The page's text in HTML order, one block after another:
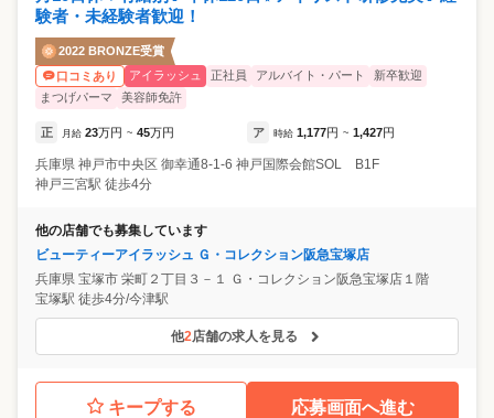
験者・未経験者歓迎！
2022 BRONZE受賞
口コミあり
アイラッシュ 正社員 アルバイト・パート
新卒歓迎
まつげパーマ
美容師免許
正 月給 23万円 ~ 45万円 ア 時給 1,177円 ~ 1,427円
兵庫県 神戸市中央区 御幸通8-1-6 神戸国際会館SOL B1F
神戸三宮駅 徒歩4分
他の店舗でも募集しています
ビューティーアイラッシュ Ｇ・コレクション阪急宝塚店
兵庫県 宝塚市 栄町２丁目３－１ Ｇ・コレクション阪急宝塚店１階
宝塚駅 徒歩4分/今津駅
他2店舗の求人を見る
キープする 応募画面へ進む